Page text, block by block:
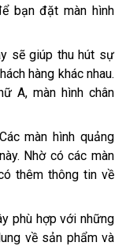
bạn đặt màn hình
sẽ giúp thu hút sự
hàng khác nhau.
A, màn hình chân
màn hình quảng
Nhờ có các màn
thêm thông tin về
phù hợp với những
về sản phẩm và